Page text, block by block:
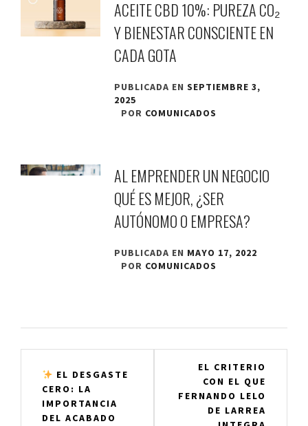
ACEITE CBD 10%: PUREZA CO₂
Y BIENESTAR CONSCIENTE EN
CADA GOTA
PUBLICADA ENSEPTIEMBRE 3,
2025
POR COMUNICADOS
AL EMPRENDER UN NEGOCIO
QUÉ ES MEJOR, ¿SER
AUTÓNOMO O EMPRESA?
PUBLICADA EN MAYO 17, 2022
POR COMUNICADOS
Navegación
entradas
EL DESGASTE
CERO: LA
IMPORTANCIA
DEL ACABADO
EL CRITERIO
CON EL QUE
FERNANDO LELO
DE LARREA